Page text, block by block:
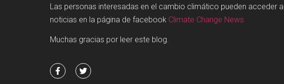
Las personas interesadas en el cambio climático pueden acceder a
noticias en la página de facebook Climate Change News
Muchas gracias por leer este blog.